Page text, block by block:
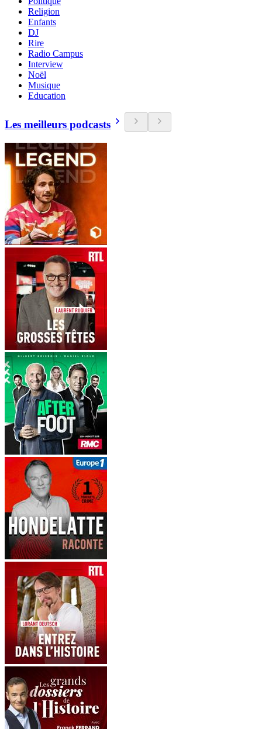
Religion
Enfants
DJ
Rire
Radio Campus
Interview
Noël
Musique
Education
Les meilleurs podcasts